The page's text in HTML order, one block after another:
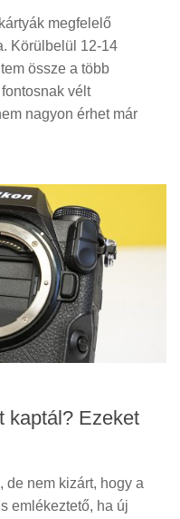
megfelelő
Körülbelül 12-14
össze a több
vélt
nagyon érhet már
kaptál? Ezeket
de nem kizárt, hogy a
emlékeztető, ha új